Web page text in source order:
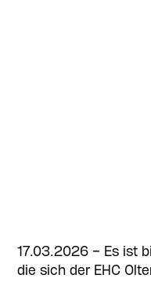
17.03.2026 – Es ist
die sich der EHC